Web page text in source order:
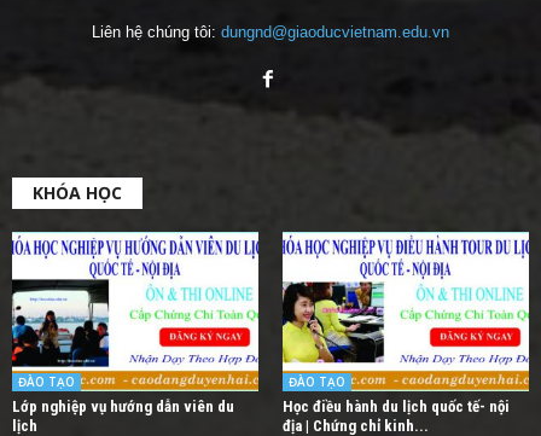
Liên hệ chúng tôi: dungnd@giaoducvietnam.edu.vn
KHÓA HỌC
ĐÀO TẠO
Lớp nghiệp vụ hướng dẫn viên du
lịch
ĐÀO TẠO
Học điều hành du lịch quốc tế- nội
địa | Chứng chỉ kinh...